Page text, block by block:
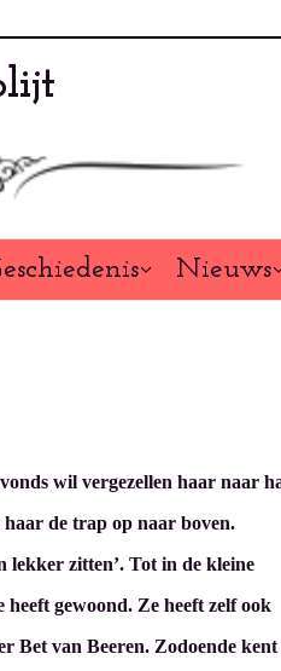
Nieuws
wil vergezellen haar naar
de trap op naar boven.
lekker zitten’. Tot in de kleine
heeft gewoond. Ze heeft zelf ook
Bet van Beeren. Zodoende kent